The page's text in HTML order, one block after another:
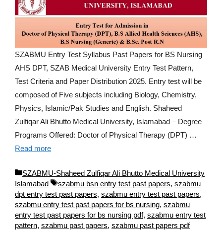
SZABMU Entry Test Syllabus Past Papers for BS Nursing
AHS DPT, SZAB Medical University Entry Test Pattern,
Test Criteria and Paper Distribution 2025. Entry test will be
composed of Five subjects including Biology, Chemistry,
Physics, Islamic/Pak Studies and English. Shaheed
Zulfiqar Ali Bhutto Medical University, Islamabad – Degree
Programs Offered: Doctor of Physical Therapy (DPT) …
Read more
Categories
SZABMU-Shaheed Zulfiqar Ali Bhutto Medical University
Islamabad
Tags
szabmu bsn entry test past papers, szabmu
dpt entry test past papers, szabmu entry test past papers,
szabmu entry test past papers for bs nursing, szabmu
entry test past papers for bs nursing pdf, szabmu entry test
pattern, szabmu past papers, szabmu past papers pdf